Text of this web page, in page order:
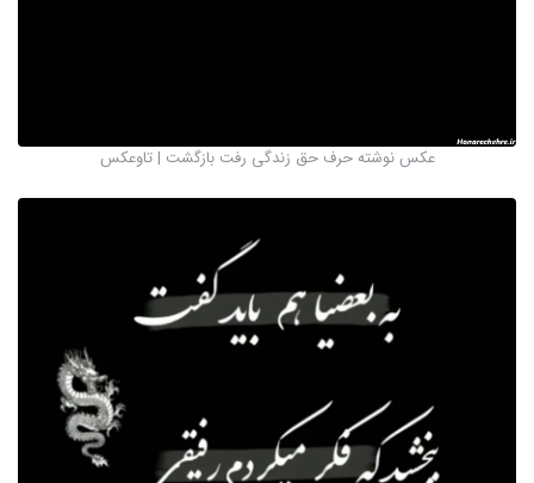
عکس نوشته حرف حق زندگی رفت بازگشت | تاوعکس